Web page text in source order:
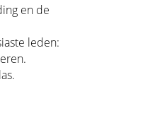
en de
leden: